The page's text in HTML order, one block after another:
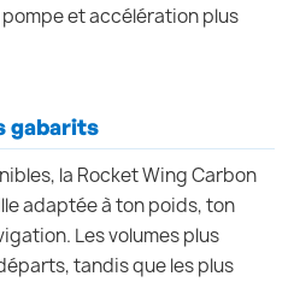
et accélération plus
gabarits
la Rocket Wing Carbon
adaptée à ton poids, ton
Les volumes plus
tandis que les plus